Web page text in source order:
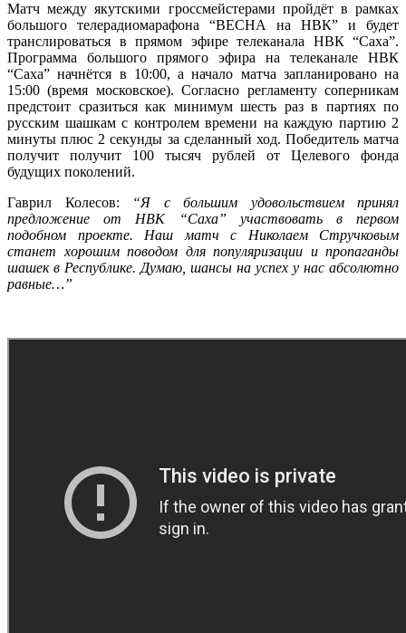
Матч между якутскими гроссмейстерами пройдёт в рамках
большого телерадиомарафона “ВЕСНА на НВК” и будет
транслироваться в прямом эфире телеканала НВК “Саха”.
Программа большого прямого эфира на телеканале НВК
“Саха” начнётся в 10:00, а начало матча запланировано на
15:00 (время московское). Согласно регламенту соперникам
предстоит сразиться как минимум шесть раз в партиях по
русским шашкам с контролем времени на каждую партию 2
минуты плюс 2 секунды за сделанный ход. Победитель матча
получит получит 100 тысяч рублей от Целевого фонда
будущих поколений.
Гаврил Колесов:
“Я с большим удовольствием принял
предложение от НВК “Саха” участвовать в первом
подобном проекте. Наш матч с Николаем Стручковым
станет хорошим поводом для популяризации и пропаганды
шашек в Республике. Думаю, шансы на успех у нас абсолютно
равные…”